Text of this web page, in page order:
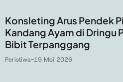
Konsleting Arus Pendek
Kandang Ayam di Dringu
Bibit Terpanggang
Peristiwa-19 Mei 2026